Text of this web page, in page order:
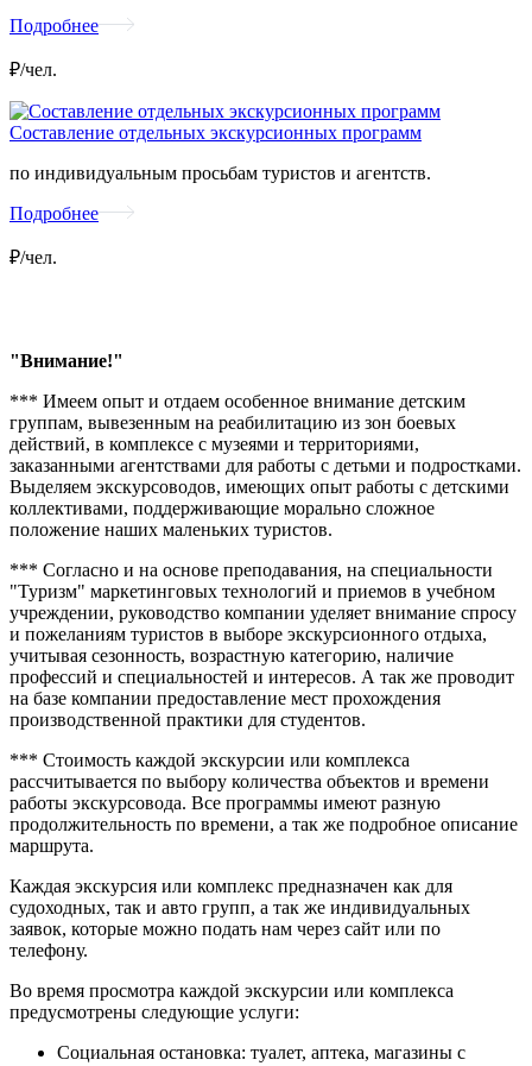
Подробнее
₽/чел.
Составление отдельных экскурсионных программ
по индивидуальным просьбам туристов и агентств.
Подробнее
₽/чел.
"Внимание!"
*** Имеем опыт и отдаем особенное внимание детским
группам, вывезенным на реабилитацию из зон боевых
действий, в комплексе с музеями и территориями,
заказанными агентствами для работы с детьми и подростками.
Выделяем экскурсоводов, имеющих опыт работы с детскими
коллективами, поддерживающие морально сложное
положение наших маленьких туристов.
*** Согласно и на основе преподавания, на специальности
"Туризм" маркетинговых технологий и приемов в учебном
учреждении, руководство компании уделяет внимание спросу
и пожеланиям туристов в выборе экскурсионного отдыха,
учитывая сезонность, возрастную категорию, наличие
профессий и специальностей и интересов. А так же проводит
на базе компании предоставление мест прохождения
производственной практики для студентов.
*** Стоимость каждой экскурсии или комплекса
рассчитывается по выбору количества объектов и времени
работы экскурсовода. Все программы имеют разную
продолжительность по времени, а так же подробное описание
маршрута.
Каждая экскурсия или комплекс предназначен как для
судоходных, так и авто групп, а так же индивидуальных
заявок, которые можно подать нам через сайт или по
телефону.
Во время просмотра каждой экскурсии или комплекса
предусмотрены следующие услуги:
Социальная остановка: туалет, аптека, магазины с